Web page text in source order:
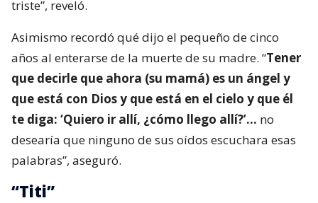
triste”, reveló.
Asimismo recordó qué dijo el pequeño de cinco
años al enterarse de la muerte de su madre. “Tener
que decirle que ahora (su mamá) es un ángel y
que está con Dios y que está en el cielo y que él
te diga: ‘Quiero ir allí, ¿cómo llego allí?’… no
desearía que ninguno de sus oídos escuchara esas
palabras”, aseguró.
“Titi”